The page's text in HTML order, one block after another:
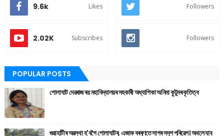
9.6k Likes Followers
2.02K Subscribes Followers
POPULAR POSTS
গোলাঘাট দেৱৰাজ ৰয় মহাবিদ্যালয়ৰ সহকাৰী অধ্যাপিকা অনিমা কুটুমৰ কৃতিত্ব
গুৱাহাটীৰ অৱস্থা হ'বগৈ গোলাঘাটৰ, এজাক বৰষুণতে সাগৰ সদৃশ পৰিৱেশ। অথলে যাব